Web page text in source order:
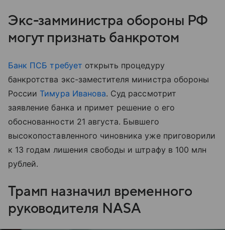
Экс-замминистра обороны РФ
могут признать банкротом
Банк ПСБ требует открыть процедуру
банкротства экс-заместителя министра обороны
России Тимура Иванова. Суд рассмотрит
заявление банка и примет решение о его
обоснованности 21 августа. Бывшего
высокопоставленного чиновника уже приговорили
к 13 годам лишения свободы и штрафу в 100 млн
рублей.
Трамп назначил временного
руководителя NASA